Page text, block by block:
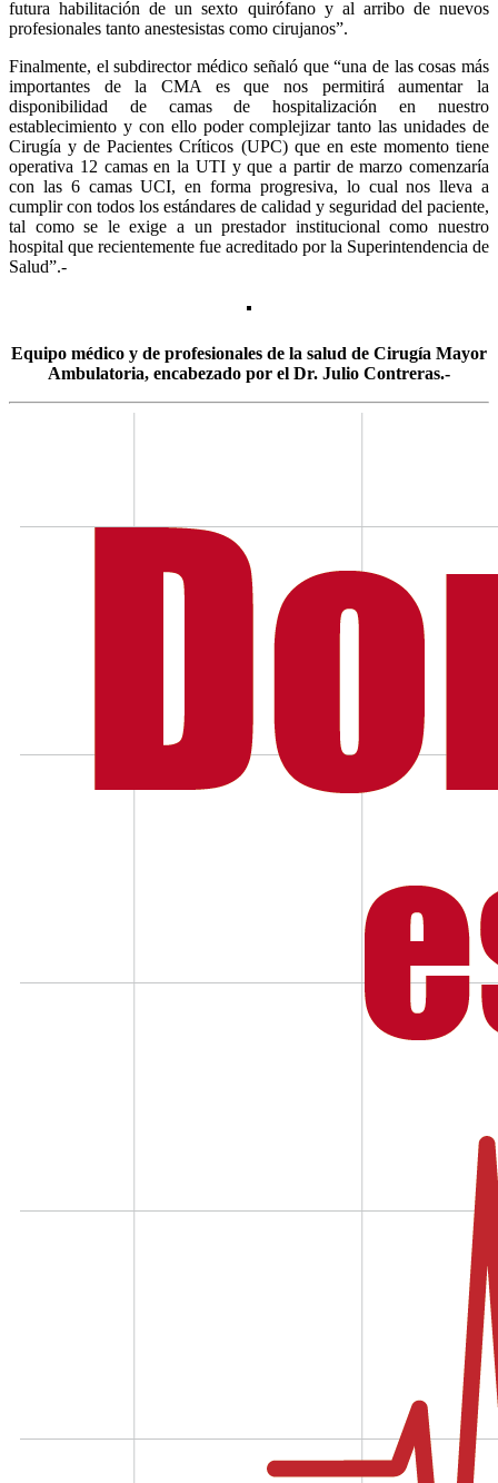
futura habilitación de un sexto quirófano y al arribo de nuevos
profesionales tanto anestesistas como cirujanos”.
Finalmente, el subdirector médico señaló que “una de las cosas más
importantes de la CMA es que nos permitirá aumentar la
disponibilidad de camas de hospitalización en nuestro
establecimiento y con ello poder complejizar tanto las unidades de
Cirugía y de Pacientes Críticos (UPC) que en este momento tiene
operativa 12 camas en la UTI y que a partir de marzo comenzaría
con las 6 camas UCI, en forma progresiva, lo cual nos lleva a
cumplir con todos los estándares de calidad y seguridad del paciente,
tal como se le exige a un prestador institucional como nuestro
hospital que recientemente fue acreditado por la Superintendencia de
Salud”.-
Equipo médico y de profesionales de la salud de Cirugía Mayor
Ambulatoria, encabezado por el Dr. Julio Contreras.-